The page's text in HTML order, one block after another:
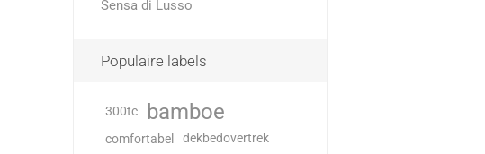
Sensa di Lusso
Populaire labels
300tc bamboe
comfortabel
dekbedovertrek